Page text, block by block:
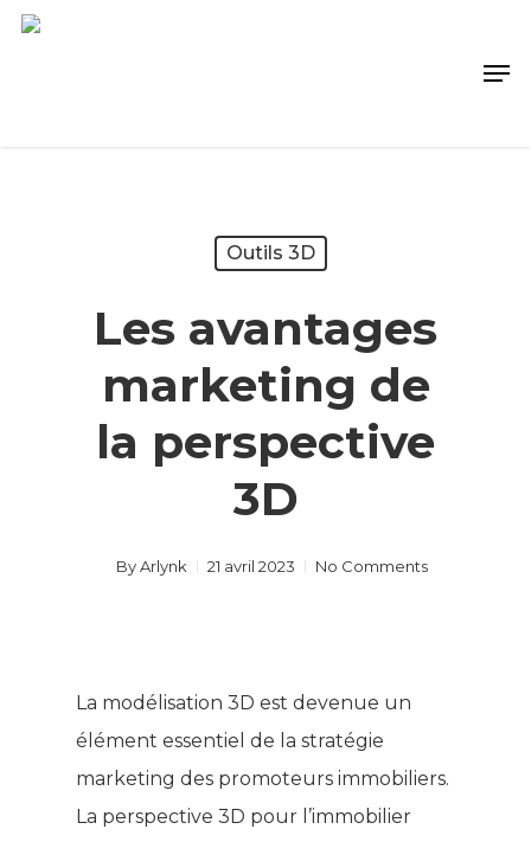
Outils 3D
Les avantages
marketing de
la perspective
3D
ByArlynk 21 avril 2023 No Comments
La modélisation 3D est devenue un
élément essentiel de la stratégie
marketing des promoteurs immobiliers.
La perspective 3D pour l’immobilier